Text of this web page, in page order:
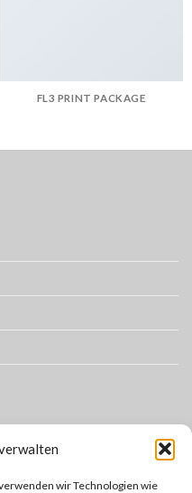
wir Technologien wie
FL3 PRINT PACKAGE